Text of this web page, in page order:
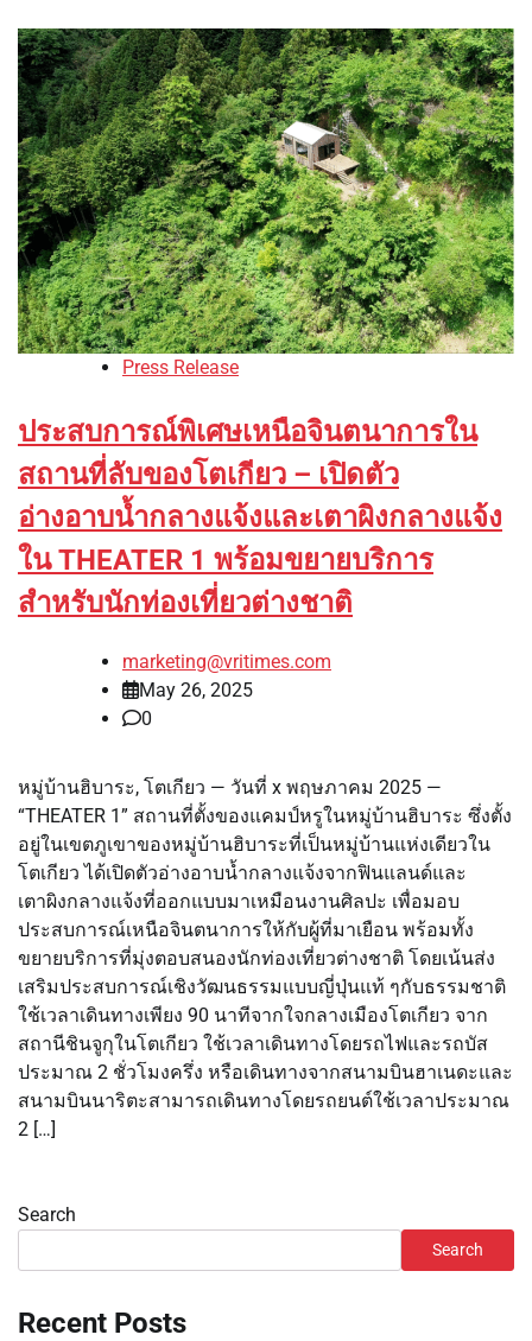
Press Release
ประสบการณ์พิเศษเหนือจินตนาการใน
สถานที่ลับของโตเกียว – เปิดตัว
อ่างอาบน้ำกลางแจ้งและเตาผิงกลางแจ้ง
ใน THEATER 1 พร้อมขยายบริการ
สำหรับนักท่องเที่ยวต่างชาติ
marketing@vritimes.com
May 26, 2025
0
หมู่บ้านฮิบาระ, โตเกียว — วันที่ x พฤษภาคม 2025 —
“THEATER 1” สถานที่ตั้งของแคมป์หรูในหมู่บ้านฮิบาระ ซึ่งตั้ง
อยู่ในเขตภูเขาของหมู่บ้านฮิบาระที่เป็นหมู่บ้านแห่งเดียวใน
โตเกียว ได้เปิดตัวอ่างอาบน้ำกลางแจ้งจากฟินแลนด์และ
เตาผิงกลางแจ้งที่ออกแบบมาเหมือนงานศิลปะ เพื่อมอบ
ประสบการณ์เหนือจินตนาการให้กับผู้ที่มาเยือน พร้อมทั้ง
ขยายบริการที่มุ่งตอบสนองนักท่องเที่ยวต่างชาติ โดยเน้นส่ง
เสริมประสบการณ์เชิงวัฒนธรรมแบบญี่ปุ่นแท้ ๆกับธรรมชาติ
ใช้เวลาเดินทางเพียง 90 นาทีจากใจกลางเมืองโตเกียว จาก
สถานีชินจูกุในโตเกียว ใช้เวลาเดินทางโดยรถไฟและรถบัส
ประมาณ 2 ชั่วโมงครึ่ง หรือเดินทางจากสนามบินฮาเนดะและ
สนามบินนาริตะสามารถเดินทางโดยรถยนต์ใช้เวลาประมาณ
2 […]
Search
Search
Recent Posts